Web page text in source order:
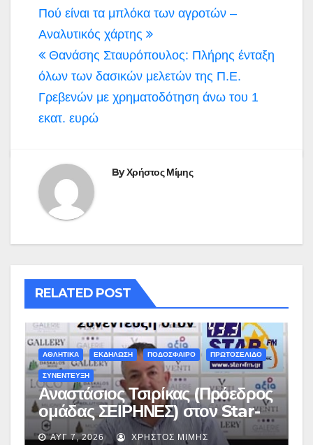
Πλοήγηση
άρθρων
Πού είναι τα μπλόκα των αγροτών –
Αναλυτικός χάρτης
Θανάσης Σταυρόπουλος: Πλήρης ένταξη
όλων των δασικών μελετών της Π.Ε.
Γρεβενών με χρηματοδότηση άνω του 1
εκατ. ευρώ
ByΧρήστος Μίμης
RELATED POST
ΑΘΛΗΤΙΚΑ ΕΚΔΗΛΩΣΗ ΠΟΔΟΣΦΑΙΡΟ ΠΡΩΤΟΣΕΛΙΔΟ
ΣΥΝΕΝΤΕΥΞΗ
Αναστάσιος Τσιρίκας (Πρόεδρος
ομάδας ΣΕΙΡΗΝΕΣ) στον Star-
fm 93.3: «Το όνειρο έγινε
ΑΥΓ 7, 2026 ΧΡΉΣΤΟΣ ΜΊΜΗΣ